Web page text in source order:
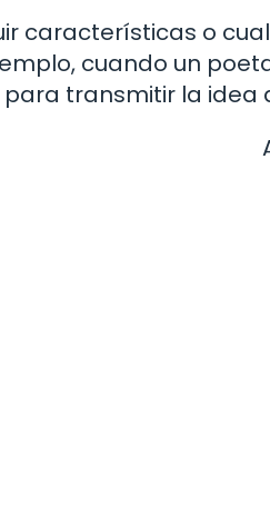
características o
cuando un
transmitir la idea